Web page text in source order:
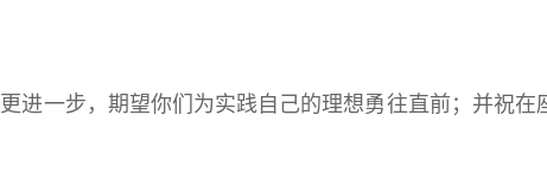
一步，期望你们为实践自己的理想勇往直前；并祝在